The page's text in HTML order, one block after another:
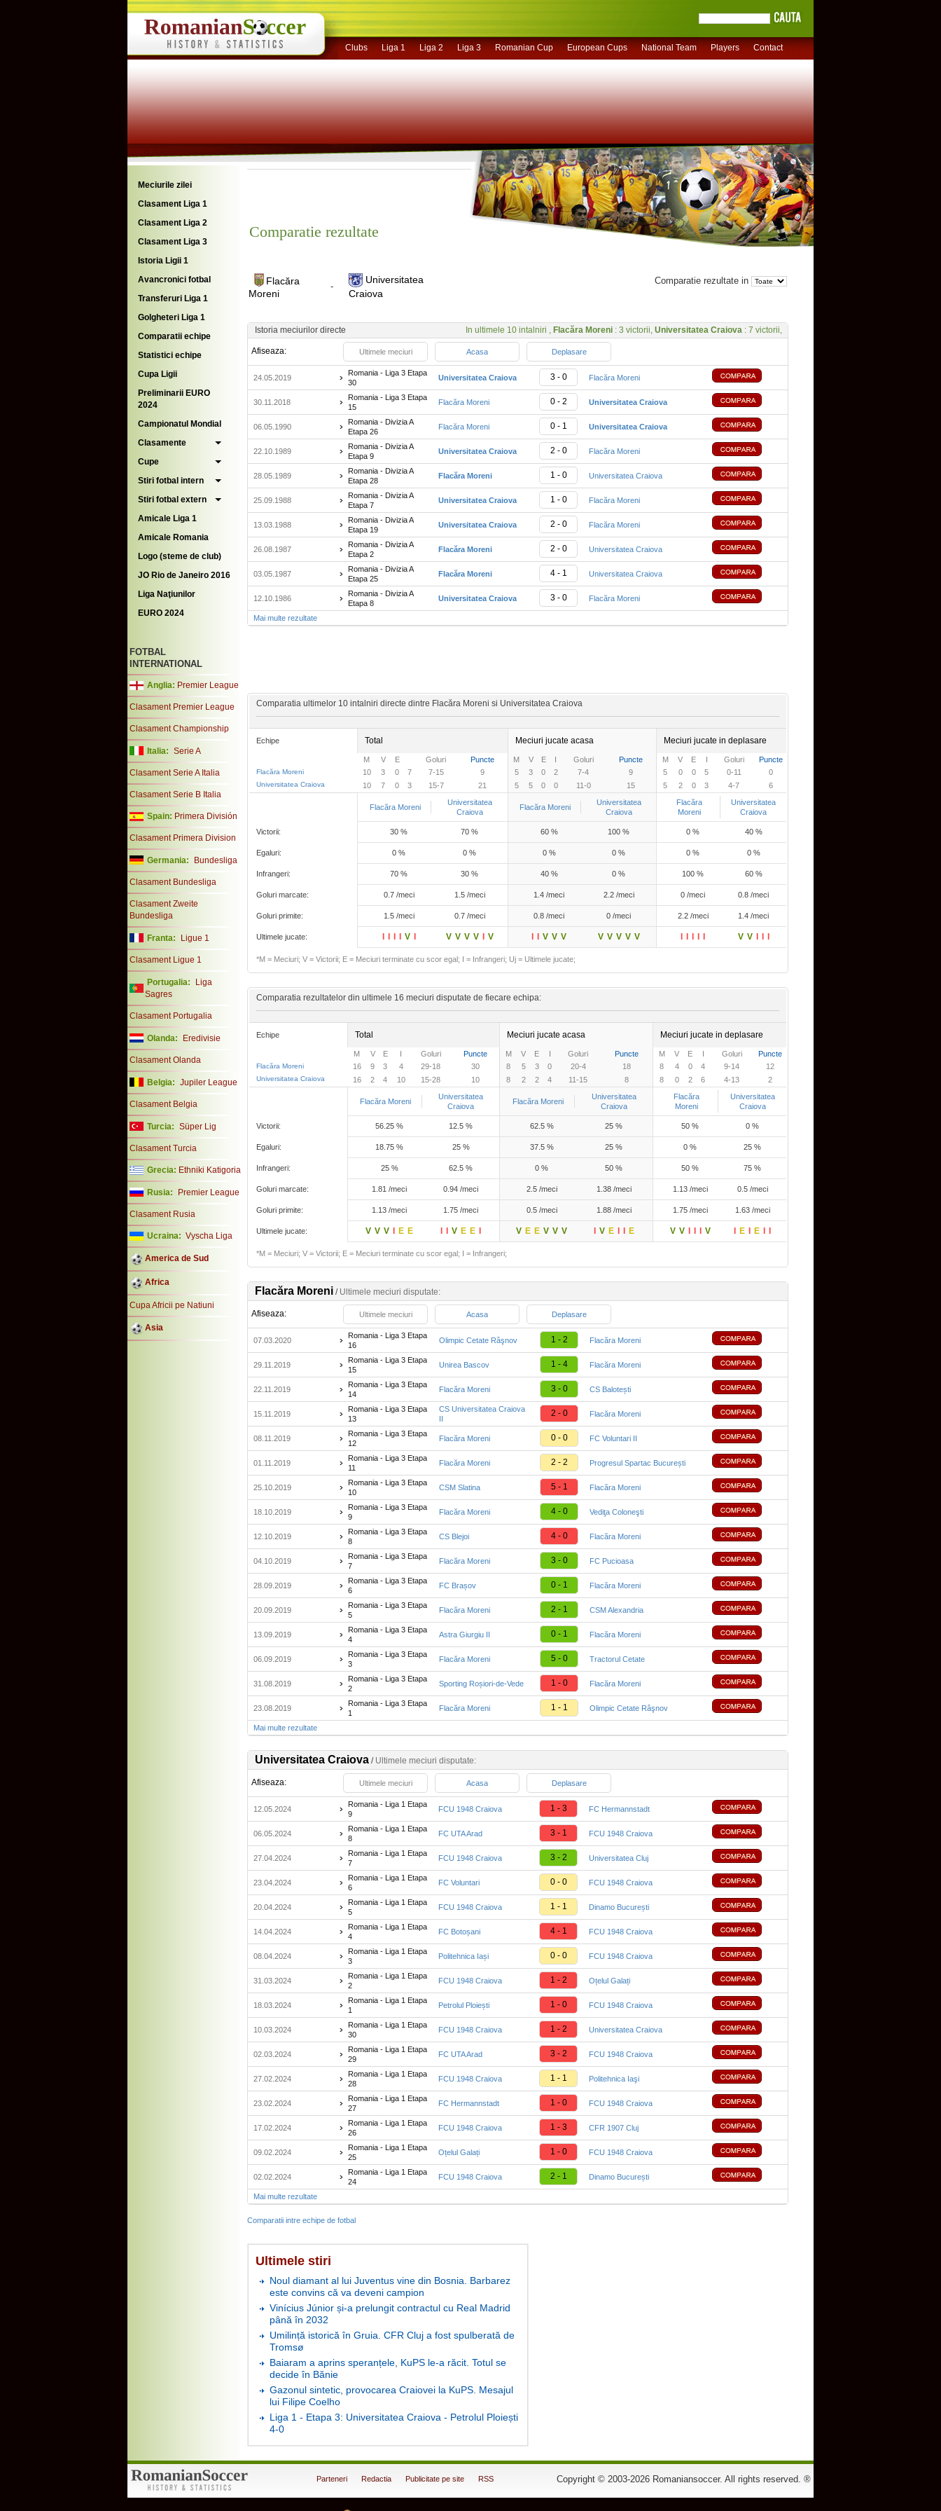
Clubs Liga 1 Liga 2 Liga 3 Romanian Cup European Cups National Team Players Contact
Meciurile zilei
Clasament Liga 1
Clasament Liga 2
Clasament Liga 3
Istoria Ligii 1
Avancronici fotbal
Transferuri Liga 1
Golgheteri Liga 1
Comparatii echipe
Statistici echipe
Cupa Ligii
Preliminarii EURO
2024
Campionatul Mondial
Clasamente
Cupe
Stiri fotbal intern
Stiri fotbal extern
Amicale Liga 1
Amicale Romania
Logo (steme de club)
JO Rio de Janeiro 2016
Liga Naţiunilor
EURO 2024
FOTBAL
INTERNATIONAL
Anglia: Premier League
Clasament Premier League
Clasament Championship
Italia: Serie A
Clasament Serie A Italia
Clasament Serie B Italia
Spain: Primera División
Clasament Primera Division
Germania: Bundesliga
Clasament Bundesliga
Clasament Zweite
Bundesliga
Franta: Ligue 1
Clasament Ligue 1
Portugalia:
Liga
Sagres
Clasament Portugalia
Olanda: Eredivisie
Clasament Olanda
Belgia: Jupiler League
Clasament Belgia
Turcia: Süper Lig
Clasament Turcia
Grecia: Ethniki Katigoria
Rusia: Premier League
Clasament Rusia
Ucraina: Vyscha Liga
America de Sud
Africa
Cupa Africii pe Natiuni
Asia
Comparatie rezultate
Flacăra
Moreni
-
Universitatea
Craiova
Comparatie rezultate in
Istoria meciurilor directe In ultimele 10 intalniri , Flacăra Moreni : 3 victorii, Universitatea Craiova : 7 victorii,
Afiseaza: Ultimele meciuri Acasa Deplasare
24.05.2019
Romania - Liga 3 Etapa
30
Universitatea Craiova 3 - 0 Flacăra Moreni
30.11.2018
Romania - Liga 3 Etapa
15
Flacăra Moreni 0 - 2 Universitatea Craiova
06.05.1990
Romania - Divizia A
Etapa 26
Flacăra Moreni 0 - 1 Universitatea Craiova
22.10.1989
Romania - Divizia A
Etapa 9
Universitatea Craiova 2 - 0 Flacăra Moreni
28.05.1989
Romania - Divizia A
Etapa 28
Flacăra Moreni 1 - 0 Universitatea Craiova
25.09.1988
Romania - Divizia A
Etapa 7
Universitatea Craiova 1 - 0 Flacăra Moreni
13.03.1988
Romania - Divizia A
Etapa 19
Universitatea Craiova 2 - 0 Flacăra Moreni
26.08.1987
Romania - Divizia A
Etapa 2
Flacăra Moreni 2 - 0 Universitatea Craiova
03.05.1987
Romania - Divizia A
Etapa 25
Flacăra Moreni 4 - 1 Universitatea Craiova
12.10.1986
Romania - Divizia A
Etapa 8
Universitatea Craiova 3 - 0 Flacăra Moreni
Mai multe rezultate
Comparatia ultimelor 10 intalniri directe dintre Flacăra Moreni si Universitatea Craiova
Echipe Total Meciuri jucate acasa Meciuri jucate in deplasare
M V E Goluri Puncte M V E I Goluri Puncte M V E I Goluri Puncte
Flacăra Moreni 10 3 0 7 7-15 9 5 3 0 2 7-4 9 5 0 0 5 0-11 0
Universitatea Craiova 10 7 0 3 15-7 21 5 5 0 0 11-0 15 5 2 0 3 4-7 6
Flacăra Moreni
Universitatea
Craiova
Flacăra Moreni
Universitatea
Craiova
Flacăra
Moreni
Universitatea
Craiova
Victorii: 30 % 70 % 60 % 100 % 0 % 40 %
Egaluri: 0 % 0 % 0 % 0 % 0 % 0 %
Infrangeri: 70 % 30 % 40 % 0 % 100 % 60 %
Goluri marcate: 0.7 /meci 1.5 /meci 1.4 /meci 2.2 /meci 0 /meci 0.8 /meci
Goluri primite: 1.5 /meci 0.7 /meci 0.8 /meci 0 /meci 2.2 /meci 1.4 /meci
Ultimele jucate: V V V V V V V V V V V V V V V V
*M = Meciuri; V = Victorii; E = Meciuri terminate cu scor egal; I = Infrangeri; Uj = Ultimele jucate;
Comparatia rezultatelor din ultimele 16 meciuri disputate de fiecare echipa:
Echipe Total Meciuri jucate acasa Meciuri jucate in deplasare
M V E I Goluri Puncte M V E I Goluri Puncte M V E I Goluri Puncte
Flacăra Moreni 16 9 3 4 29-18 30 8 5 3 0 20-4 18 8 4 0 4 9-14 12
Universitatea Craiova 16 2 4 10 15-28 10 8 2 2 4 11-15 8 8 0 2 6 4-13 2
Flacăra Moreni
Universitatea
Craiova
Flacăra Moreni
Universitatea
Craiova
Flacăra
Moreni
Universitatea
Craiova
Victorii: 56.25 % 12.5 % 62.5 % 25 % 50 % 0 %
Egaluri: 18.75 % 25 % 37.5 % 25 % 0 % 25 %
Infrangeri: 25 % 62.5 % 0 % 50 % 50 % 75 %
Goluri marcate: 1.81 /meci 0.94 /meci 2.5 /meci 1.38 /meci 1.13 /meci 0.5 /meci
Goluri primite: 1.13 /meci 1.75 /meci 0.5 /meci 1.88 /meci 1.75 /meci 1.63 /meci
Ultimele jucate: V V V E E V E E V E E V V V V E E V V V E E
*M = Meciuri; V = Victorii; E = Meciuri terminate cu scor egal; I = Infrangeri;
Flacăra Moreni / Ultimele meciuri disputate:
Afiseaza: Ultimele meciuri Acasa Deplasare
07.03.2020
Romania - Liga 3 Etapa
16
Olimpic Cetate Râşnov 1 - 2 Flacăra Moreni
29.11.2019
Romania - Liga 3 Etapa
15
Unirea Bascov 1 - 4 Flacăra Moreni
22.11.2019
Romania - Liga 3 Etapa
14
Flacăra Moreni 3 - 0 CS Balotești
15.11.2019
Romania - Liga 3 Etapa
13
CS Universitatea Craiova
II
2 - 0 Flacăra Moreni
08.11.2019
Romania - Liga 3 Etapa
12
Flacăra Moreni 0 - 0 FC Voluntari II
01.11.2019
Romania - Liga 3 Etapa
11
Flacăra Moreni 2 - 2 Progresul Spartac București
25.10.2019
Romania - Liga 3 Etapa
10
CSM Slatina 5 - 1 Flacăra Moreni
18.10.2019
Romania - Liga 3 Etapa
9
Flacăra Moreni 4 - 0 Vediţa Coloneşti
12.10.2019
Romania - Liga 3 Etapa
8
CS Blejoi 4 - 0 Flacăra Moreni
04.10.2019
Romania - Liga 3 Etapa
7
Flacăra Moreni 3 - 0 FC Pucioasa
28.09.2019
Romania - Liga 3 Etapa
6
FC Brașov 0 - 1 Flacăra Moreni
20.09.2019
Romania - Liga 3 Etapa
5
Flacăra Moreni 2 - 1 CSM Alexandria
13.09.2019
Romania - Liga 3 Etapa
4
Astra Giurgiu II 0 - 1 Flacăra Moreni
06.09.2019
Romania - Liga 3 Etapa
3
Flacăra Moreni 5 - 0 Tractorul Cetate
31.08.2019
Romania - Liga 3 Etapa
2
Sporting Roșiori-de-Vede 1 - 0 Flacăra Moreni
23.08.2019
Romania - Liga 3 Etapa
1
Flacăra Moreni 1 - 1 Olimpic Cetate Râşnov
Mai multe rezultate
Universitatea Craiova / Ultimele meciuri disputate:
Afiseaza: Ultimele meciuri Acasa Deplasare
12.05.2024
Romania - Liga 1 Etapa
9
FCU 1948 Craiova 1 - 3 FC Hermannstadt
06.05.2024
Romania - Liga 1 Etapa
8
FC UTA Arad 3 - 1 FCU 1948 Craiova
27.04.2024
Romania - Liga 1 Etapa
7
FCU 1948 Craiova 3 - 2 Universitatea Cluj
23.04.2024
Romania - Liga 1 Etapa
6
FC Voluntari 0 - 0 FCU 1948 Craiova
20.04.2024
Romania - Liga 1 Etapa
5
FCU 1948 Craiova 1 - 1 Dinamo București
14.04.2024
Romania - Liga 1 Etapa
4
FC Botoșani 4 - 1 FCU 1948 Craiova
08.04.2024
Romania - Liga 1 Etapa
3
Politehnica Iași 0 - 0 FCU 1948 Craiova
31.03.2024
Romania - Liga 1 Etapa
2
FCU 1948 Craiova 1 - 2 Oțelul Galați
18.03.2024
Romania - Liga 1 Etapa
1
Petrolul Ploiești 1 - 0 FCU 1948 Craiova
10.03.2024
Romania - Liga 1 Etapa
30
FCU 1948 Craiova 1 - 2 Universitatea Craiova
02.03.2024
Romania - Liga 1 Etapa
29
FC UTA Arad 3 - 2 FCU 1948 Craiova
27.02.2024
Romania - Liga 1 Etapa
28
FCU 1948 Craiova 1 - 1 Politehnica Iaşi
23.02.2024
Romania - Liga 1 Etapa
27
FC Hermannstadt 1 - 0 FCU 1948 Craiova
17.02.2024
Romania - Liga 1 Etapa
26
FCU 1948 Craiova 1 - 3 CFR 1907 Cluj
09.02.2024
Romania - Liga 1 Etapa
25
Oțelul Galați 1 - 0 FCU 1948 Craiova
02.02.2024
Romania - Liga 1 Etapa
24
FCU 1948 Craiova 2 - 1 Dinamo București
Mai multe rezultate
Comparatii intre echipe de fotbal
Ultimele stiri
Noul diamant al lui Juventus vine din Bosnia. Barbarez
este convins că va deveni campion
Vinícius Júnior și-a prelungit contractul cu Real Madrid
până în 2032
Umilință istorică în Gruia. CFR Cluj a fost spulberată de
Tromsø
Baiaram a aprins speranțele, KuPS le-a răcit. Totul se
decide în Bănie
Gazonul sintetic, provocarea Craiovei la KuPS. Mesajul
lui Filipe Coelho
Liga 1 - Etapa 3: Universitatea Craiova - Petrolul Ploiești
4-0
Parteneri Redactia Publicitate pe site RSS Copyright © 2003-2026 Romaniansoccer. All rights reserved. ®